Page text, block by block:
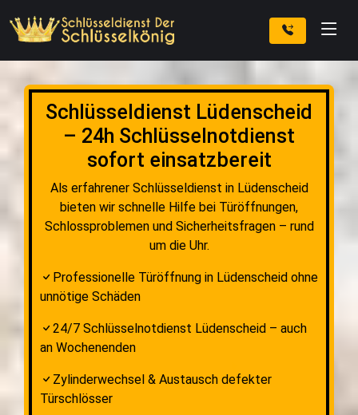
Schlüsseldienst Lüdenscheid
– 24h Schlüsselnotdienst
sofort einsatzbereit
Als erfahrener Schlüsseldienst in Lüdenscheid
bieten wir schnelle Hilfe bei Türöffnungen,
Schlossproblemen und Sicherheitsfragen – rund
um die Uhr.
Professionelle Türöffnung in Lüdenscheid ohne
unnötige Schäden
24/7 Schlüsselnotdienst Lüdenscheid – auch
an Wochenenden
Zylinderwechsel & Austausch defekter
Türschlösser